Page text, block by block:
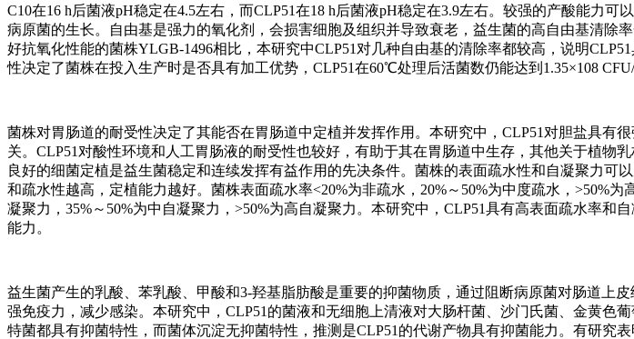
C10在16 h后菌液pH稳定在4.5左右，而CLP51在18 h后菌液pH稳定在3.9左右。较强的产酸能力可
病原菌的生长。自由基是强力的氧化剂，会损害细胞及组织并导致衰老，益生菌的高自由基清除
好抗氧化性能的菌株YLGB-1496相比，本研究中CLP51对几种自由基的清除率都较高，说明
性决定了菌株在投入生产时是否具有加工优势，CLP51在60℃处理后活菌数仍能达到1.35×108
菌株对胃肠道的耐受性决定了其能否在胃肠道中定植并发挥作用。本研究中，CLP51对胆盐具有
关。CLP51对酸性环境和人工胃肠液的耐受性也较好，有助于其在胃肠道中生存，其他关于植物
良好的细菌定植是益生菌稳定和连续发挥有益作用的先决条件。菌株的表面疏水性和自凝聚力可
和疏水性越高，定植能力越好。菌株表面疏水率<20%为非疏水，20%～50%为中度疏水，>50%为
凝聚力，35%～50%为中自凝聚力，>50%为高自凝聚力。本研究中，CLP51具有高表面疏水率和
能力。
益生菌产生的乳酸、苯乳酸、甲酸和3-羟基脂肪酸是重要的抑菌物质，通过阻断病原菌对肠道上
强免疫力，减少感染。本研究中，CLP51的菌液和无细胞上清液对大肠杆菌、沙门氏菌、金黄色
特菌都具有抑菌特性，而菌体沉淀无抑菌特性，推测是CLP51的代谢产物具有抑菌能力。有研究